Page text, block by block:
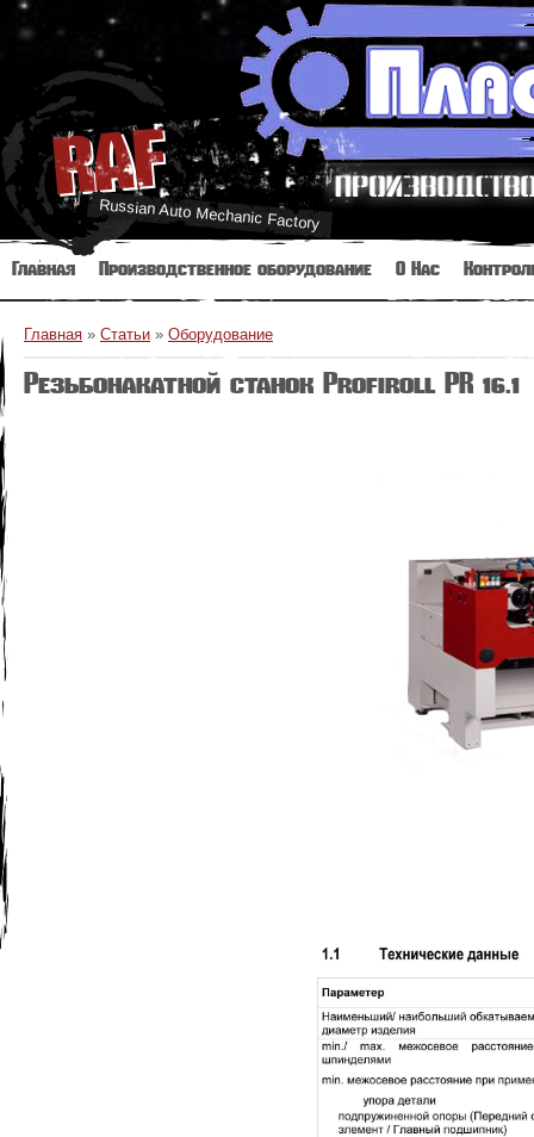
RAF
Russian Auto Mechanic Factory
Главная Производственное оборудование О Нас
Главная » Статьи » Оборудование
Резьбонакатной станок Profiroll PR 16.1